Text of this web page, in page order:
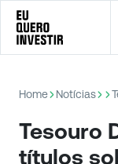
Home Notícias
Tesouro
títulos